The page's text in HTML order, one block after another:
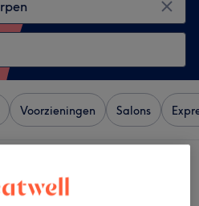
Voorzieningen Salons